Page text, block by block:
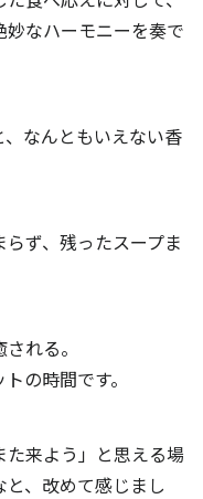
なハーモニーを奏で
なんともいえない香
ず、残ったスープま
れる。
の時間です。
来よう」と思える場
、改めて感じまし